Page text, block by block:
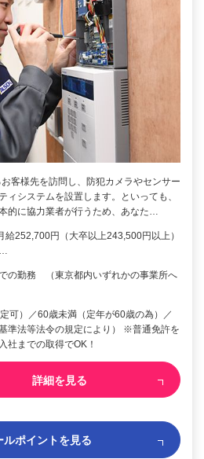
客様先を訪問し、防犯カメラやセンサー
ィシステムを設置します。といっても、
的に協力業者が行うため、あなた…
給252,700円（大卒以上243,500円以上）
の勤務 （東京都内いずれかの事業所へ
可）／60歳未満（定年が60歳の為）／
準法等法令の規定により） ※普通免許を
社までの取得でOK！
詳細を見る
ルポイントを見る